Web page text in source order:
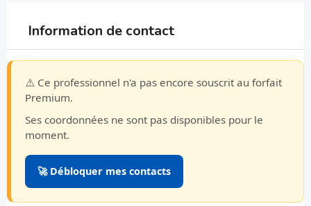
Information de contact
⚠️ Ce professionnel n'a pas encore souscrit au forfait
Premium.
Ses coordonnées ne sont pas disponibles pour le
moment.
🚀 Débloquer mes contacts